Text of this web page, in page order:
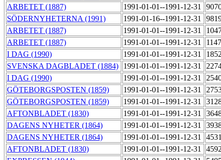
ARBETET (1887)
1991-01-01--1991-12-31
SÖDERNYHETERNA (1991)
1991-01-16--1991-12-31
ARBETET (1887)
1991-01-01--1991-12-31
ARBETET (1887)
1991-01-01--1991-12-31
I DAG (1990)
1991-01-01--1991-12-31
SVENSKA DAGBLADET (1884)
1991-01-01--1991-12-31
I DAG (1990)
1991-01-01--1991-12-31
GÖTEBORGSPOSTEN (1859)
1991-01-01--1991-12-31
GÖTEBORGSPOSTEN (1859)
1991-01-01--1991-12-31
AFTONBLADET (1830)
1991-01-01--1991-12-31
DAGENS NYHETER (1864)
1991-01-01--1991-12-31
DAGENS NYHETER (1864)
1991-01-01--1991-12-31
AFTONBLADET (1830)
1991-01-01--1991-12-31